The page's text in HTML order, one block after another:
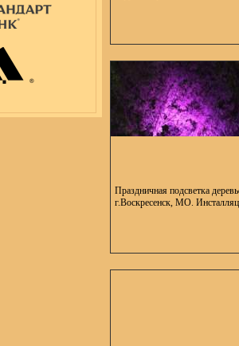
Праздничная подсветка
г.Воскресенск, МО.